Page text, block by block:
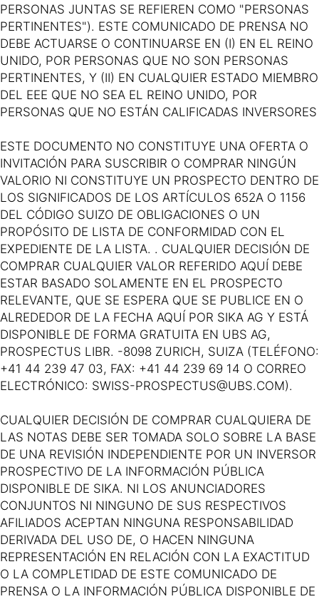
PERSONAS JUNTAS SE REFIEREN COMO "PERSONAS
PERTINENTES"). ESTE COMUNICADO DE PRENSA NO
DEBE ACTUARSE O CONTINUARSE EN (I) EN EL REINO
UNIDO, POR PERSONAS QUE NO SON PERSONAS
PERTINENTES, Y (II) EN CUALQUIER ESTADO MIEMBRO
DEL EEE QUE NO SEA EL REINO UNIDO, POR
PERSONAS QUE NO ESTÁN CALIFICADAS INVERSORES
ESTE DOCUMENTO NO CONSTITUYE UNA OFERTA O
INVITACIÓN PARA SUSCRIBIR O COMPRAR NINGÚN
VALORIO NI CONSTITUYE UN PROSPECTO DENTRO DE
LOS SIGNIFICADOS DE LOS ARTÍCULOS 652A O 1156
DEL CÓDIGO SUIZO DE OBLIGACIONES O UN
PROPÓSITO DE LISTA DE CONFORMIDAD CON EL
EXPEDIENTE DE LA LISTA. . CUALQUIER DECISIÓN DE
COMPRAR CUALQUIER VALOR REFERIDO AQUÍ DEBE
ESTAR BASADO SOLAMENTE EN EL PROSPECTO
RELEVANTE, QUE SE ESPERA QUE SE PUBLICE EN O
ALREDEDOR DE LA FECHA AQUÍ POR SIKA AG Y ESTÁ
DISPONIBLE DE FORMA GRATUITA EN UBS AG,
PROSPECTUS LIBR. -8098 ZURICH, SUIZA (TELÉFONO:
+41 44 239 47 03, FAX: +41 44 239 69 14 O CORREO
ELECTRÓNICO: SWISS-PROSPECTUS@UBS.COM).
CUALQUIER DECISIÓN DE COMPRAR CUALQUIERA DE
LAS NOTAS DEBE SER TOMADA SOLO SOBRE LA BASE
DE UNA REVISIÓN INDEPENDIENTE POR UN INVERSOR
PROSPECTIVO DE LA INFORMACIÓN PÚBLICA
DISPONIBLE DE SIKA. NI LOS ANUNCIADORES
CONJUNTOS NI NINGUNO DE SUS RESPECTIVOS
AFILIADOS ACEPTAN NINGUNA RESPONSABILIDAD
DERIVADA DEL USO DE, O HACEN NINGUNA
REPRESENTACIÓN EN RELACIÓN CON LA EXACTITUD
O LA COMPLETIDAD DE ESTE COMUNICADO DE
PRENSA O LA INFORMACIÓN PÚBLICA DISPONIBLE DE